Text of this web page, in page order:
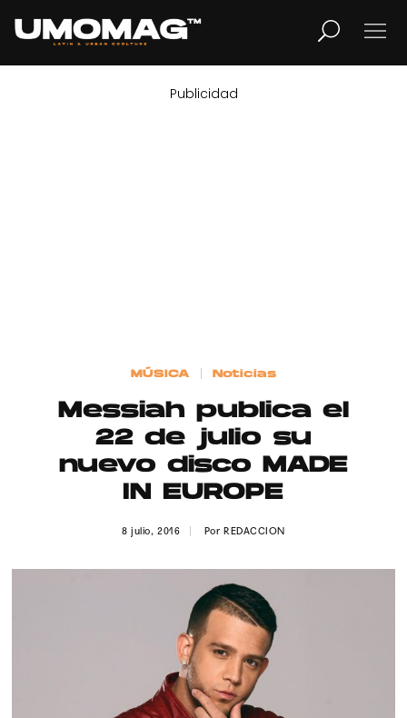
LIFESTYLE
Publicidad
Contacto
Aviso Legal
Publicidad
MÚSICA Noticias
Messiah publica el
22 de julio su
nuevo disco MADE
IN EUROPE
8 julio, 2016 Por REDACCION